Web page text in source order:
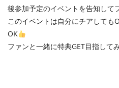
後参加予定のイベントを告知して
このイベントは自分にチアしても
OK
ファンと一緒に特典GET目指して